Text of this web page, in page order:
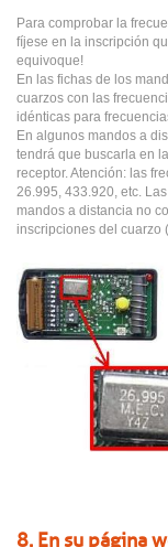
Para comprobar la
fíjese en la inscripción
equivoque!
En las fichas de los
cuarzos con las
idénticas para
En algunos mandos a
tendrá que buscarla en
receptor. Atención: las
26.995, 433.920, etc.
mandos a distancia no
inscripciones del cuarzo
8. En su página